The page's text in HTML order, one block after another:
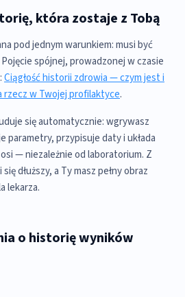
która zostaje z Tobą
pod jednym warunkiem: musi być
spójnej, prowadzonej w czasie
Ciągłość historii zdrowia — czym jest i
rzecz w Twojej profilaktyce.
się automatycznie: wgrywasz
parametry, przypisuje daty i układa
— niezależnie od laboratorium. Z
dłuższy, a Ty masz pełny obraz
lekarza.
o historię wyników